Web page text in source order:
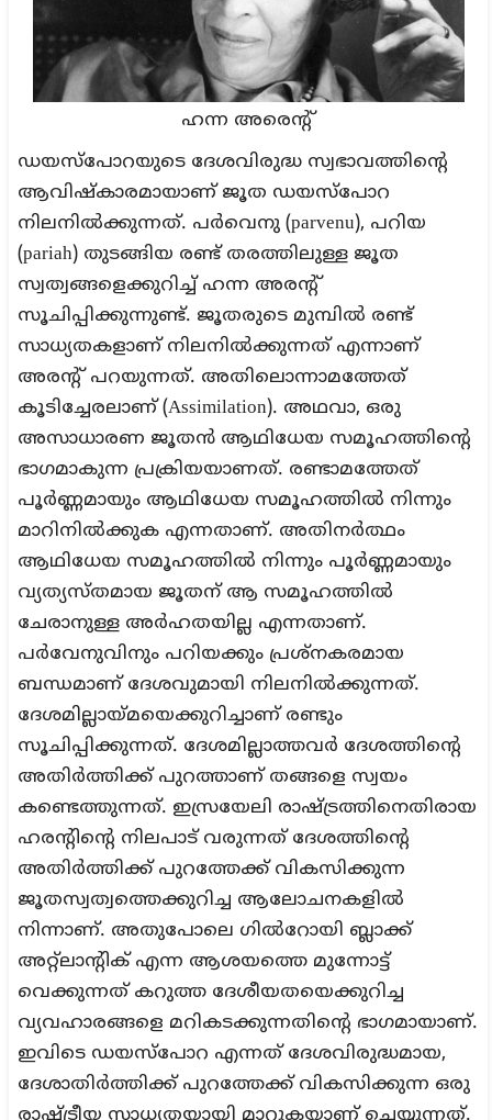
ഹന്ന അരെന്റ്
ഡയസ്‌പോറയുടെ ദേശവിരുദ്ധ സ്വഭാവത്തിന്റെ
ആവിഷ്‌കാരമായാണ് ജൂത ഡയസ്‌പോറ
നിലനില്‍ക്കുന്നത്. പര്‍വെനു (parvenu), പറിയ
(pariah) തുടങ്ങിയ രണ്ട് തരത്തിലുള്ള ജൂത
സ്വത്വങ്ങളെക്കുറിച്ച് ഹന്ന അരന്റ്
സൂചിപ്പിക്കുന്നുണ്ട്. ജൂതരുടെ മുമ്പില്‍ രണ്ട്
സാധ്യതകളാണ് നിലനില്‍ക്കുന്നത് എന്നാണ്
അരന്റ് പറയുന്നത്. അതിലൊന്നാമത്തേത്
കൂടിച്ചേരലാണ് (Assimilation). അഥവാ, ഒരു
അസാധാരണ ജൂതന്‍ ആഥിധേയ സമൂഹത്തിന്റെ
ഭാഗമാകുന്ന പ്രക്രിയയാണത്. രണ്ടാമത്തേത്
പൂര്‍ണ്ണമായും ആഥിധേയ സമൂഹത്തില്‍ നിന്നും
മാറിനില്‍ക്കുക എന്നതാണ്. അതിനര്‍ത്ഥം
ആഥിധേയ സമൂഹത്തില്‍ നിന്നും പൂര്‍ണ്ണമായും
വ്യത്യസ്തമായ ജൂതന് ആ സമൂഹത്തില്‍
ചേരാനുള്ള അര്‍ഹതയില്ല എന്നതാണ്.
പര്‍വേനുവിനും പറിയക്കും പ്രശ്‌നകരമായ
ബന്ധമാണ് ദേശവുമായി നിലനില്‍ക്കുന്നത്.
ദേശമില്ലായ്മയെക്കുറിച്ചാണ് രണ്ടും
സൂചിപ്പിക്കുന്നത്. ദേശമില്ലാത്തവര്‍ ദേശത്തിന്റെ
അതിര്‍ത്തിക്ക് പുറത്താണ് തങ്ങളെ സ്വയം
കണ്ടെത്തുന്നത്. ഇസ്രയേലി രാഷ്ട്രത്തിനെതിരായ
ഹരന്റിന്റെ നിലപാട് വരുന്നത് ദേശത്തിന്റെ
അതിര്‍ത്തിക്ക് പുറത്തേക്ക് വികസിക്കുന്ന
ജൂതസ്വത്വത്തെക്കുറിച്ച ആലോചനകളില്‍
നിന്നാണ്. അതുപോലെ ഗില്‍റോയി ബ്ലാക്ക്
അറ്റ്‌ലാന്റിക് എന്ന ആശയത്തെ മുന്നോട്ട്
വെക്കുന്നത് കറുത്ത ദേശീയതയെക്കുറിച്ച
വ്യവഹാരങ്ങളെ മറികടക്കുന്നതിന്റെ ഭാഗമായാണ്.
ഇവിടെ ഡയസ്‌പോറ എന്നത് ദേശവിരുദ്ധമായ,
ദേശാതിര്‍ത്തിക്ക് പുറത്തേക്ക് വികസിക്കുന്ന ഒരു